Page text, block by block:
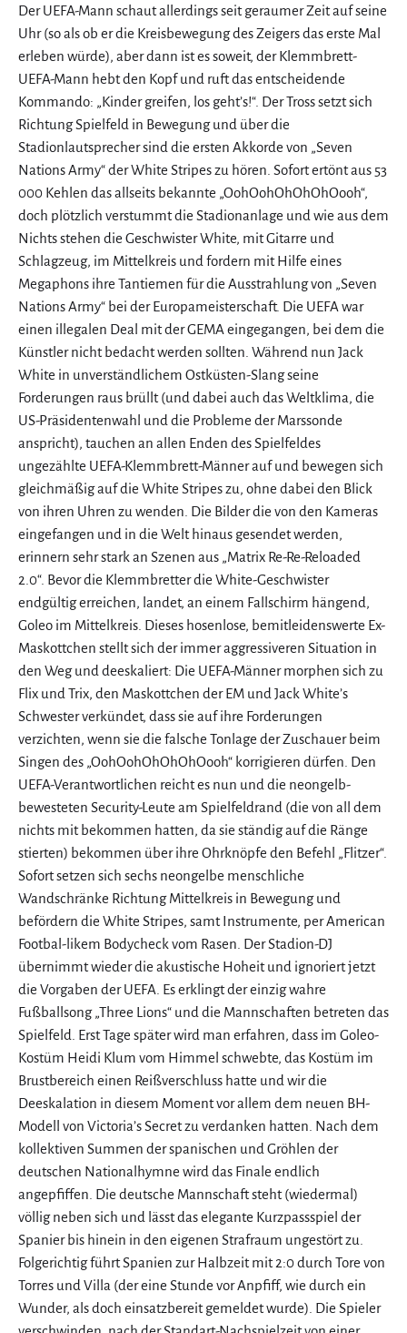
Der UEFA-Mann schaut allerdings seit geraumer Zeit auf seine
Uhr (so als ob er die Kreisbewegung des Zeigers das erste Mal
erleben würde), aber dann ist es soweit, der Klemmbrett-
UEFA-Mann hebt den Kopf und ruft das entscheidende
Kommando: „Kinder greifen, los geht’s!“. Der Tross setzt sich
Richtung Spielfeld in Bewegung und über die
Stadionlautsprecher sind die ersten Akkorde von „Seven
Nations Army“ der White Stripes zu hören. Sofort ertönt aus 53
000 Kehlen das allseits bekannte „OohOohOhOhOhOooh“,
doch plötzlich verstummt die Stadionanlage und wie aus dem
Nichts stehen die Geschwister White, mit Gitarre und
Schlagzeug, im Mittelkreis und fordern mit Hilfe eines
Megaphons ihre Tantiemen für die Ausstrahlung von „Seven
Nations Army“ bei der Europameisterschaft. Die UEFA war
einen illegalen Deal mit der GEMA eingegangen, bei dem die
Künstler nicht bedacht werden sollten. Während nun Jack
White in unverständlichem Ostküsten-Slang seine
Forderungen raus brüllt (und dabei auch das Weltklima, die
US-Präsidentenwahl und die Probleme der Marssonde
anspricht), tauchen an allen Enden des Spielfeldes
ungezählte UEFA-Klemmbrett-Männer auf und bewegen sich
gleichmäßig auf die White Stripes zu, ohne dabei den Blick
von ihren Uhren zu wenden. Die Bilder die von den Kameras
eingefangen und in die Welt hinaus gesendet werden,
erinnern sehr stark an Szenen aus „Matrix Re-Re-Reloaded
2.0“. Bevor die Klemmbretter die White-Geschwister
endgültig erreichen, landet, an einem Fallschirm hängend,
Goleo im Mittelkreis. Dieses hosenlose, bemitleidenswerte Ex-
Maskottchen stellt sich der immer aggressiveren Situation in
den Weg und deeskaliert: Die UEFA-Männer morphen sich zu
Flix und Trix, den Maskottchen der EM und Jack White’s
Schwester verkündet, dass sie auf ihre Forderungen
verzichten, wenn sie die falsche Tonlage der Zuschauer beim
Singen des „OohOohOhOhOhOooh“ korrigieren dürfen. Den
UEFA-Verantwortlichen reicht es nun und die neongelb-
bewesteten Security-Leute am Spielfeldrand (die von all dem
nichts mit bekommen hatten, da sie ständig auf die Ränge
stierten) bekommen über ihre Ohrknöpfe den Befehl „Flitzer“.
Sofort setzen sich sechs neongelbe menschliche
Wandschränke Richtung Mittelkreis in Bewegung und
befördern die White Stripes, samt Instrumente, per American
Footbal-likem Bodycheck vom Rasen. Der Stadion-DJ
übernimmt wieder die akustische Hoheit und ignoriert jetzt
die Vorgaben der UEFA. Es erklingt der einzig wahre
Fußballsong „Three Lions“ und die Mannschaften betreten das
Spielfeld. Erst Tage später wird man erfahren, dass im Goleo-
Kostüm Heidi Klum vom Himmel schwebte, das Kostüm im
Brustbereich einen Reißverschluss hatte und wir die
Deeskalation in diesem Moment vor allem dem neuen BH-
Modell von Victoria’s Secret zu verdanken hatten. Nach dem
kollektiven Summen der spanischen und Gröhlen der
deutschen Nationalhymne wird das Finale endlich
angepfiffen. Die deutsche Mannschaft steht (wiedermal)
völlig neben sich und lässt das elegante Kurzpassspiel der
Spanier bis hinein in den eigenen Strafraum ungestört zu.
Folgerichtig führt Spanien zur Halbzeit mit 2:0 durch Tore von
Torres und Villa (der eine Stunde vor Anpfiff, wie durch ein
Wunder, als doch einsatzbereit gemeldet wurde). Die Spieler